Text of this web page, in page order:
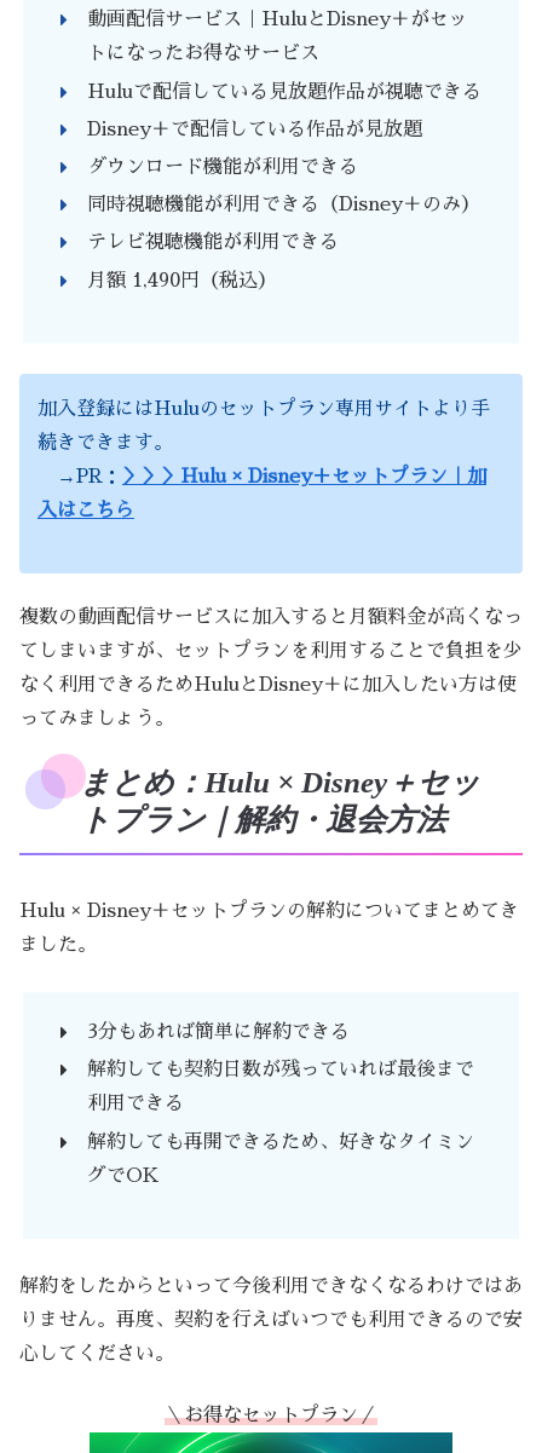
動画配信サービス｜HuluとDisney＋がセッ
トになったお得なサービス
Huluで配信している見放題作品が視聴できる
Disney＋で配信している作品が見放題
ダウンロード機能が利用できる
同時視聴機能が利用できる（Disney＋のみ）
テレビ視聴機能が利用できる
月額 1,490円（税込）
加入登録にはHuluのセットプラン専用サイトより手
続きできます。
→PR： ＞＞＞Hulu × Disney＋セットプラン｜加
入はこちら
複数の動画配信サービスに加入すると月額料金が高くなっ
てしまいますが、セットプランを利用することで負担を少
なく利用できるためHuluとDisney＋に加入したい方は使
ってみましょう。
まとめ：Hulu × Disney＋セッ
トプラン｜解約・退会方法
Hulu × Disney＋セットプランの解約についてまとめてき
ました。
3分もあれば簡単に解約できる
解約しても契約日数が残っていれば最後まで
利用できる
解約しても再開できるため、好きなタイミン
グでOK
解約をしたからといって今後利用できなくなるわけではあ
りません。再度、契約を行えばいつでも利用できるので安
心してください。
＼お得なセットプラン／